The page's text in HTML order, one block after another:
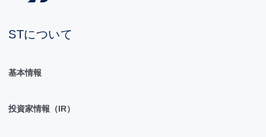
STについて
基本情報
投資家情報（IR）